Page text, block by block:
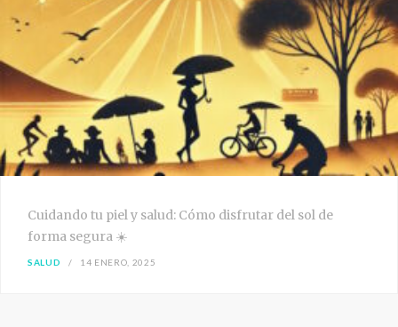
Cuidando tu piel y salud: Cómo disfrutar del sol de
forma segura ☀️
SALUD 14 ENERO, 2025